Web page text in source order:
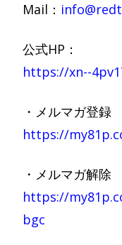
Mail：
公式HP：
https://xn--
・メルマガ登録
https://
・メルマガ解除
https://
bgc